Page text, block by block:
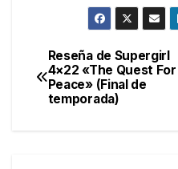
e
b
o
itt
er
e
gr
a
p
ar
Navegación
de
Reseña de Supergirl
4×22 «The Quest For
Peace» (Final de
temporada)